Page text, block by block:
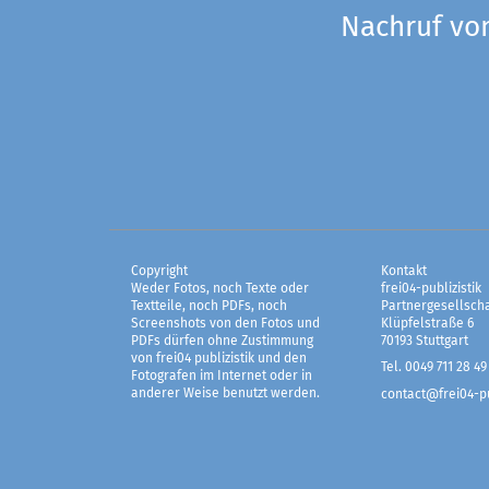
Nachruf
Copyright
Weder Fotos, noch Texte oder
Textteile, noch PDFs, noch
Screenshots von den Fotos und
PDFs dürfen ohne Zustimmung
von frei04 publizistik und den
Fotografen im Internet oder in
anderer Weise benutzt werden.
Kontakt
frei04-publizistik
Klüpfelstraße 6
70193 Stuttgart
Tel. 0049 711 28 49
contact@frei04-